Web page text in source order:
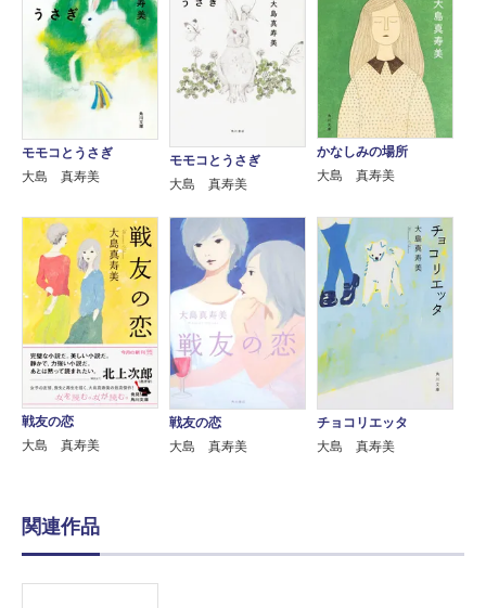
モモコとうさぎ
大島 真寿美
モモコとうさぎ
大島 真寿美
かなしみの場所
大島 真寿美
戦友の恋
大島 真寿美
戦友の恋
大島 真寿美
チョコリエッタ
大島 真寿美
関連作品